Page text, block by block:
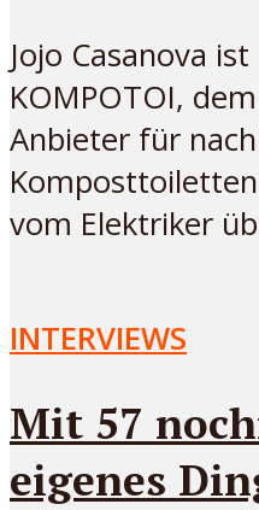
Jojo Casanova
KOMPOTOI,
Anbieter für
vom Elektriker
INTERVIEWS
Mit 57
eigenes